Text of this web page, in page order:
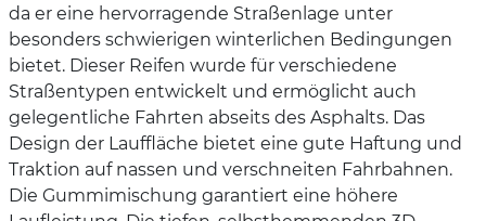
da er eine hervorragende Straßenlage unter
besonders schwierigen winterlichen Bedingungen
bietet. Dieser Reifen wurde für verschiedene
Straßentypen entwickelt und ermöglicht auch
gelegentliche Fahrten abseits des Asphalts. Das
Design der Lauffläche bietet eine gute Haftung und
Traktion auf nassen und verschneiten Fahrbahnen.
Die Gummimischung garantiert eine höhere